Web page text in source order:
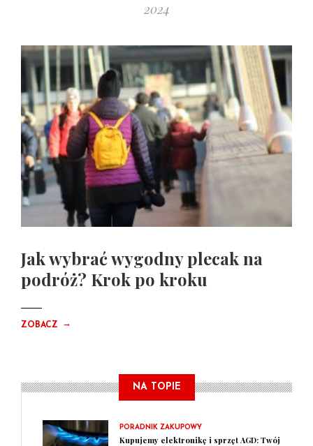
2024
Jak wybrać wygodny plecak na
podróż? Krok po kroku
ZOBACZ →
NA TOPIE
PORADNIK ZAKUPOWY
Kupujemy elektronikę i sprzęt AGD: Twój